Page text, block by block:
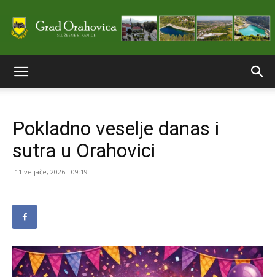
stranice
Pokladno veselje danas i
sutra u Orahovici
11 veljače, 2026 - 09:19